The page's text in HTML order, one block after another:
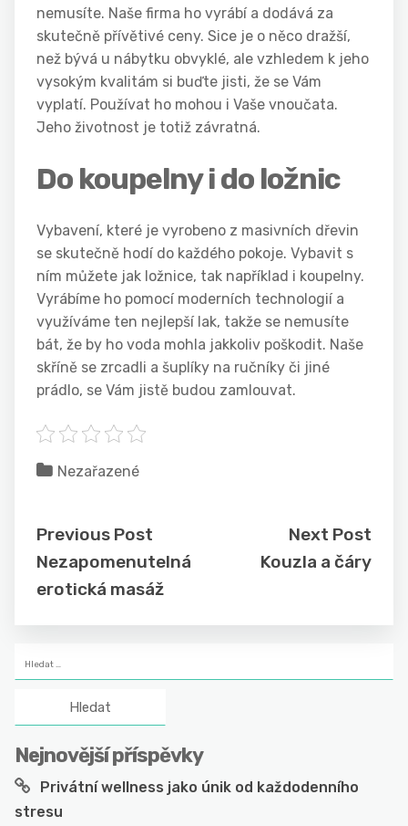
nemusíte. Naše firma ho vyrábí a dodává za
skutečně přívětivé ceny. Sice je o něco dražší,
než bývá u nábytku obvyklé, ale vzhledem k jeho
vysokým kvalitám si buďte jisti, že se Vám
vyplatí. Používat ho mohou i Vaše vnoučata.
Jeho životnost je totiž závratná.
Do koupelny i do ložnic
Vybavení, které je vyrobeno z masivních dřevin
se skutečně hodí do každého pokoje. Vybavit s
ním můžete jak ložnice, tak například i koupelny.
Vyrábíme ho pomocí moderních technologií a
využíváme ten nejlepší lak, takže se nemusíte
bát, že by ho voda mohla jakkoliv poškodit. Naše
skříně se zrcadli a šuplíky na ručníky či jiné
prádlo, se Vám jistě budou zamlouvat.
Nezařazené
Previous Post
Nezapomenutelná
erotická masáž
Next Post
Kouzla a čáry
Nejnovější příspěvky
Privátní wellness jako únik od každodenního
stresu